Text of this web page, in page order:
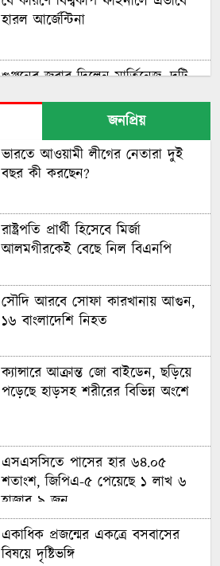
হারল আর্জেন্টিনা
গুঞ্জনের জবাব দিলেন মার্তিনেজ, দুটি
বিশ্বকাপ জিতলেই অবসর
মরক্কোকে হারিয়ে সেমিফাইনালে ফ্রান্স
নকআউটে মেসি-সালাহ দ্বৈরথ
বাংলাদেশের নারী ফুটবলারদের অদৃশ্য
লড়াই, শিরোপা জিতেও অবহেলিত
মায়ের পথ ধরে বিশ্বকাপে ছেলে,
গড়লেন ইতিহাস
দিয়েছেন: লাম
বিশ্বকাপে টিকে রইল ক্রোয়েশিয়া,
পানামার বিদায়
জনপ্রিয়
ভারতে আওয়ামী লীগের নেতারা দুই
বছর কী করছেন?
রাষ্ট্রপতি প্রার্থী হিসেবে মির্জা
আলমগীরকেই বেছে নিল বিএনপি
সৌদি আরবে সোফা কারখানায় আগুন,
১৬ বাংলাদেশি নিহত
ক্যান্সারে আক্রান্ত জো বাইডেন, ছড়িয়ে
পড়েছে হাড়সহ শরীরের বিভিন্ন অংশে
এসএসসিতে পাসের হার ৬৪.০৫
শতাংশ, জিপিএ-৫ পেয়েছে ১ লাখ ৬
হাজার ৯ জন
একাধিক প্রজন্মের একত্রে বসবাসের
বিষয়ে দৃষ্টিভঙ্গি